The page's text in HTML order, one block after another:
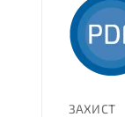
ЗАХИСТ